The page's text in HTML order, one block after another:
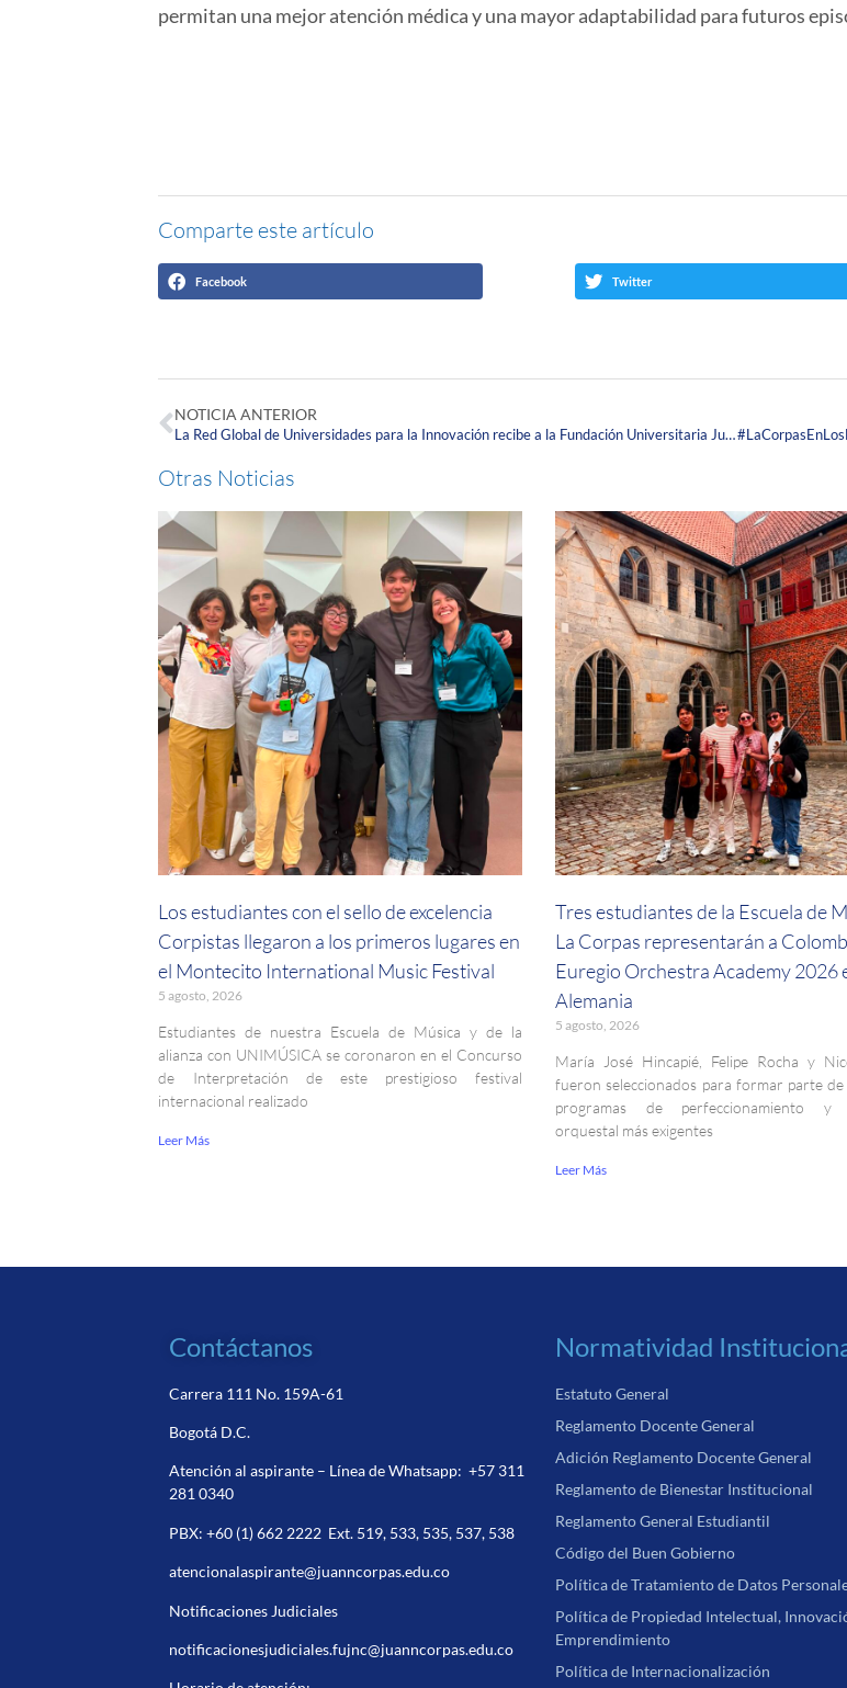
permitan una mejor atención médica y una mayor adaptabilidad para futuros
Comparte este artículo
Facebook Twitter
NOTICIA ANTERIOR
La Red Global de Universidades para la Innovación recibe a la Fundación Universitaria Juan N. Corpas como su nuevo miembro
Otras Noticias
Los estudiantes con el sello de excelencia
Corpistas llegaron a los primeros lugares en
el Montecito International Music Festival
5 agosto, 2026
Estudiantes de nuestra Escuela de Música y de la
alianza con UNIMÚSICA se coronaron en el Concurso
de Interpretación de este prestigioso festival
internacional realizado
Leer Más
Tres estudiantes de la Escuela de
La Corpas representarán a
Euregio Orchestra Academy 2026
Alemania
5 agosto, 2026
María José Hincapié, Felipe Rocha y
fueron seleccionados para formar parte
programas de perfeccionamiento y
orquestal más exigentes
Leer Más
Contáctanos
Carrera 111 No. 159A-61
Bogotá D.C.
Atención al aspirante – Línea de Whatsapp:+57 311
281 0340
PBX:+60 (1) 662 2222 Ext. 519, 533, 535, 537, 538
atencionalaspirante@juanncorpas.edu.co
Notificaciones Judiciales
notificacionesjudiciales.fujnc@juanncorpas.edu.co
Normatividad
Estatuto General
Reglamento Docente General
Adición Reglamento Docente General
Reglamento de Bienestar Institucional
Reglamento General Estudiantil
Código del Buen Gobierno
Política de Tratamiento de Datos
Política de Propiedad Intelectual,
Emprendimiento
Política de Internacionalización